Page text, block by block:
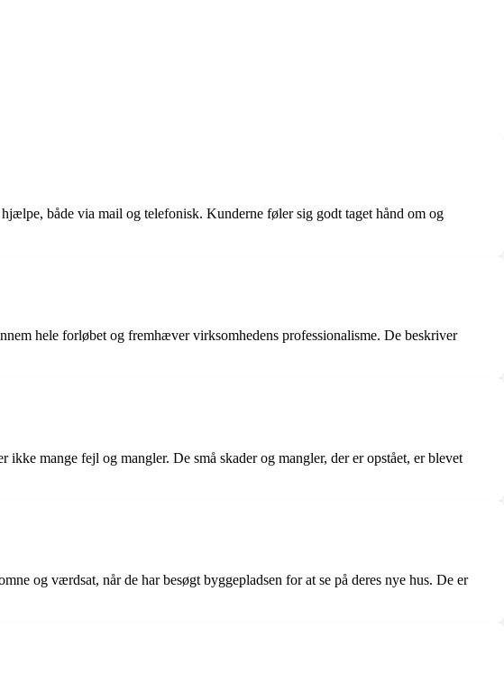
både via mail og telefonisk. Kunderne føler sig godt taget hånd om og
hele forløbet og fremhæver virksomhedens professionalisme. De beskriver
mange fejl og mangler. De små skader og mangler, der er opstået, er blevet
og værdsat, når de har besøgt byggepladsen for at se på deres nye hus. De er